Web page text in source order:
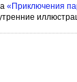
«Приключения